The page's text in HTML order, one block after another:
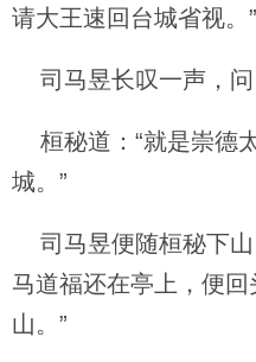
请大王速回台城省视。”
司马昱长叹一声，问
桓秘道：“就是崇德
城。”
司马昱便随桓秘下山
马道福还在亭上，便
山。”